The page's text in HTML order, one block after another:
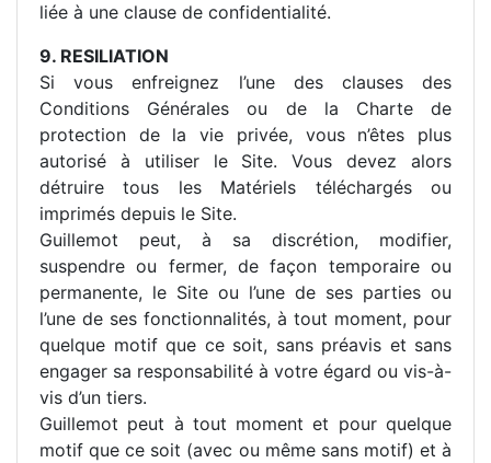
liée à une clause de confidentialité.
9. RESILIATION
Si vous enfreignez l’une des clauses des
Conditions Générales ou de la Charte de
protection de la vie privée, vous n’êtes plus
autorisé à utiliser le Site. Vous devez alors
détruire tous les Matériels téléchargés ou
imprimés depuis le Site.
Guillemot peut, à sa discrétion, modifier,
suspendre ou fermer, de façon temporaire ou
permanente, le Site ou l’une de ses parties ou
l’une de ses fonctionnalités, à tout moment, pour
quelque motif que ce soit, sans préavis et sans
engager sa responsabilité à votre égard ou vis-à-
vis d’un tiers.
Guillemot peut à tout moment et pour quelque
motif que ce soit (avec ou même sans motif) et à